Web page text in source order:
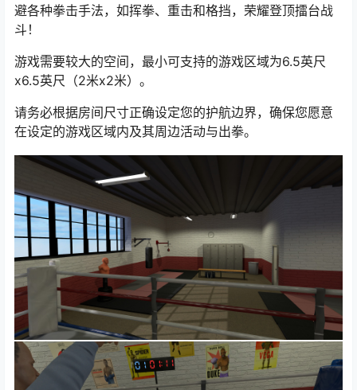
避各种拳击手法，如挥拳、重击和格挡，荣耀登顶擂台战
斗！
游戏需要较大的空间，最小可支持的游戏区域为6.5英尺
x6.5英尺（2米x2米）。
请务必根据房间尺寸正确设定您的护航边界，确保您愿意
在设定的游戏区域内及其周边活动与出拳。